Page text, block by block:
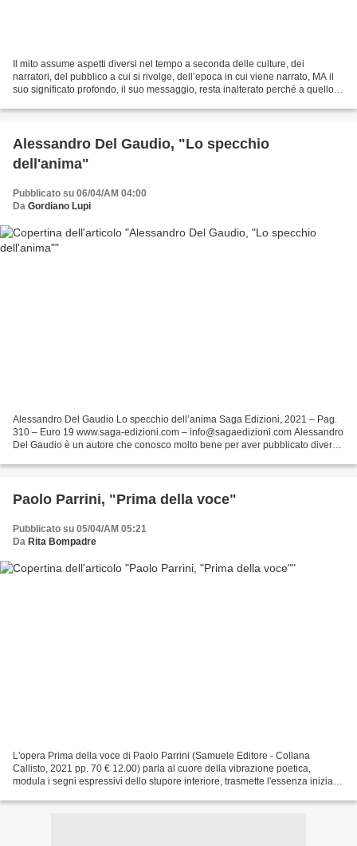
Il mito assume aspetti diversi nel tempo a seconda delle culture, dei
narratori, del pubblico a cui si rivolge, dell’epoca in cui viene narrato, MA il
suo significato profondo, il suo messaggio, resta inalterato perché a quello
Alessandro Del Gaudio, "Lo specchio
dell'anima"
Pubblicato su 06/04/AM 04:00
Da Gordiano Lupi
Alessandro Del Gaudio Lo specchio dell’anima Saga Edizioni, 2021 – Pag.
310 – Euro 19 www.saga-edizioni.com – info@sagaedizioni.com Alessandro
Del Gaudio è un autore che conosco molto bene per aver pubblicato diversi
Paolo Parrini, "Prima della voce"
Pubblicato su 05/04/AM 05:21
Da Rita Bompadre
L'opera Prima della voce di Paolo Parrini (Samuele Editore - Collana
Callisto, 2021 pp. 70 € 12.00) parla al cuore della vibrazione poetica,
modula i segni espressivi dello stupore interiore, trasmette l'essenza iniziale